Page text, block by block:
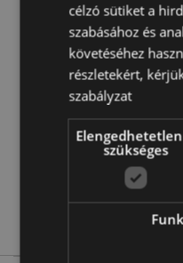
Termékjellemzők
TovábbiMagasság 9.5cm
24
0.350000
célzó sütiket a
szabásához és
követéséhez
részletekért,
szabályzat
szükséges